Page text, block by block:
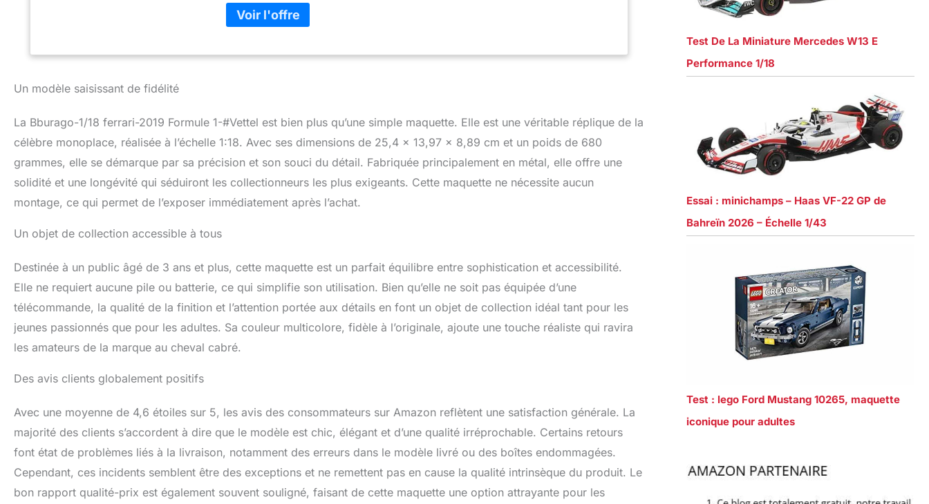
Un modèle saisissant de fidélité
La Bburago-1/18 ferrari-2019 Formule 1-#Vettel est bien plus qu’une simple maquette. Elle est une véritable réplique de la
célèbre monoplace, réalisée à l’échelle 1:18. Avec ses dimensions de 25,4 x 13,97 x 8,89 cm et un poids de 680
grammes, elle se démarque par sa précision et son souci du détail. Fabriquée principalement en métal, elle offre une
solidité et une longévité qui séduiront les collectionneurs les plus exigeants. Cette maquette ne nécessite aucun
montage, ce qui permet de l’exposer immédiatement après l’achat.
Un objet de collection accessible à tous
Destinée à un public âgé de 3 ans et plus, cette maquette est un parfait équilibre entre sophistication et accessibilité.
Elle ne requiert aucune pile ou batterie, ce qui simplifie son utilisation. Bien qu’elle ne soit pas équipée d’une
télécommande, la qualité de la finition et l’attention portée aux détails en font un objet de collection idéal tant pour les
jeunes passionnés que pour les adultes. Sa couleur multicolore, fidèle à l’originale, ajoute une touche réaliste qui ravira
les amateurs de la marque au cheval cabré.
Des avis clients globalement positifs
Avec une moyenne de 4,6 étoiles sur 5, les avis des consommateurs sur Amazon reflètent une satisfaction générale. La
majorité des clients s’accordent à dire que le modèle est chic, élégant et d’une qualité irréprochable. Certains retours
font état de problèmes liés à la livraison, notamment des erreurs dans le modèle livré ou des boîtes endommagées.
Cependant, ces incidents semblent être des exceptions et ne remettent pas en cause la qualité intrinsèque du produit. Le
bon rapport qualité-prix est également souvent souligné, faisant de cette maquette une option attrayante pour les
Test De La Miniature Mercedes W13 E
Performance 1/18
Essai : minichamps – Haas VF-22 GP de
Bahreïn 2026 – Échelle 1/43
Test : lego Ford Mustang 10265, maquette
iconique pour adultes